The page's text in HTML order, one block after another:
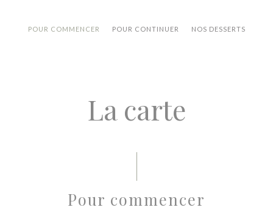
POUR COMMENCER POUR CONTINUER NOS DESSERTS
La carte
Pour commencer